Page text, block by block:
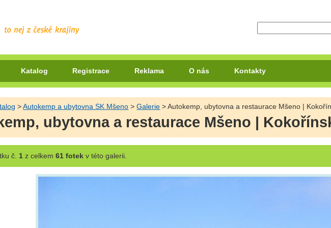
Katalog Registrace Reklama O nás Kontakty
>Autokemp a ubytovna SK Mšeno >Galerie > Autokemp, ubytovna a restaurace Mšeno |
ubytovna a restaurace Mšeno |
č. 1z celkem 61 fotekv této galerii.